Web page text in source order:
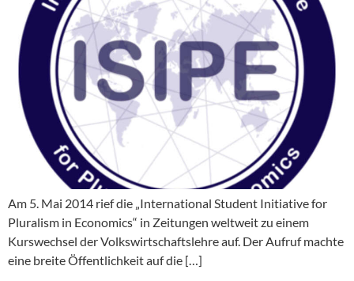
Am 5. Mai 2014 rief die „International Student Initiative for
Pluralism in Economics“ in Zeitungen weltweit zu einem
Kurswechsel der Volkswirtschaftslehre auf. Der Aufruf machte
eine breite Öffentlichkeit auf die […]